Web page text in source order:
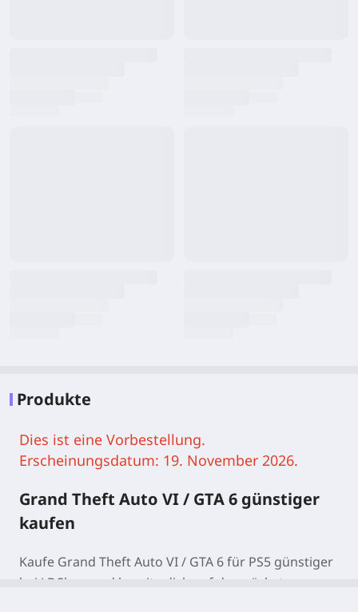
Produkte
Dies ist eine Vorbestellung.
Erscheinungsdatum: 19. November 2026.
Grand Theft Auto VI / GTA 6 günstiger
kaufen
Kaufe Grand Theft Auto VI / GTA 6 für PS5 günstiger
bei LDShop und bereite dich auf den nächsten